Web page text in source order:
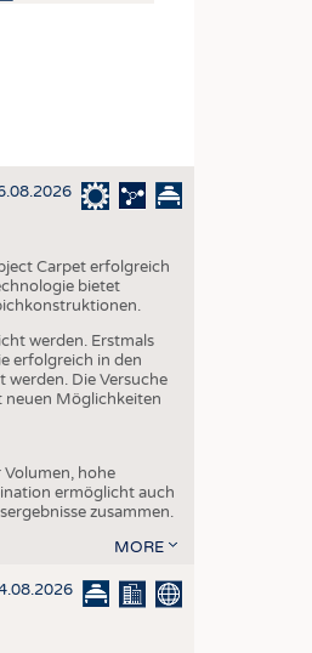
Carpet erfolgreich
bietet
werden. Erstmals
erfolgreich in den
Die Versuche
neuen Möglichkeiten
Volumen, hohe
ermöglicht auch
zusammen.
MORE